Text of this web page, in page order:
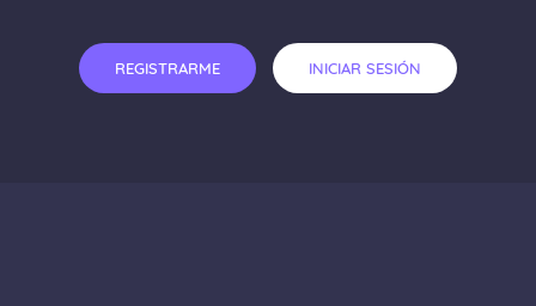
REGISTRARME INICIAR SESIÓN